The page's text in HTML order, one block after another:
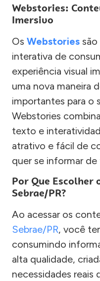
Webstories:
Imersivo
Os Webstories
interativa de
experiência visual
uma nova maneira
importantes para o
Webstories
texto e
atrativo e fácil de
quer se informar
Por Que Escolher
Sebrae/PR?
Ao acessar os
Sebrae/PR, você
consumindo
alta qualidade,
necessidades reais